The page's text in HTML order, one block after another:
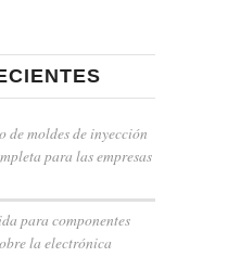
moldes de inyección
para las empresas
para componentes
la electrónica